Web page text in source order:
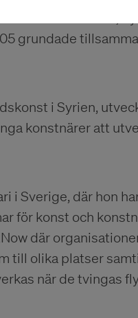
chef för AllArtNow,
grundade
i Syrien,
konstnärer att
i Sverige, där hon
för konst och
där
till olika platser
när de tvingas